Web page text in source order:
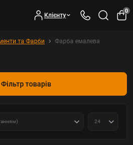
Клієнту
0
та Фарби Фарба емалева
Фільтр товарів